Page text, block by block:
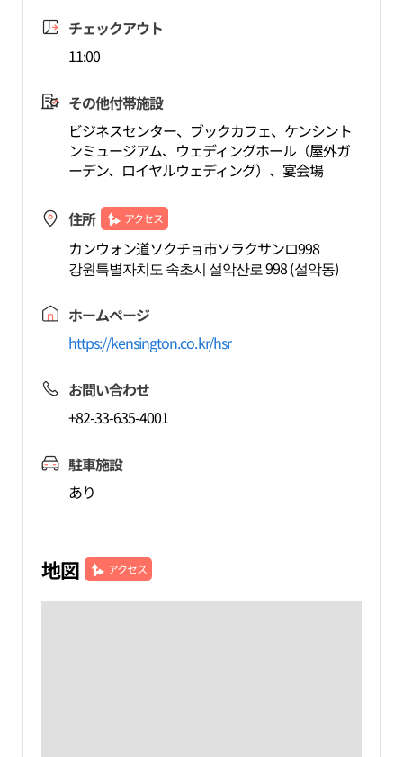
チェックアウト
11:00
その他付帯施設
ビジネスセンター、ブックカフェ、ケンシント
ンミュージアム、ウェディングホール（屋外ガ
ーデン、ロイヤルウェディング）、宴会場
住所 アクセス
カンウォン道ソクチョ市ソラクサンロ998
강원특별자치도 속초시 설악산로 998 (설악동)
ホームページ
https://kensington.co.kr/hsr
お問い合わせ
+82-33-635-4001
駐車施設
あり
地図 アクセス